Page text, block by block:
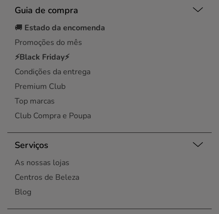
Guia de compra
🚚 Estado da encomenda
Promoções do mês
⚡Black Friday⚡
Condições da entrega
Premium Club
Top marcas
Club Compra e Poupa
Serviços
As nossas lojas
Centros de Beleza
Blog